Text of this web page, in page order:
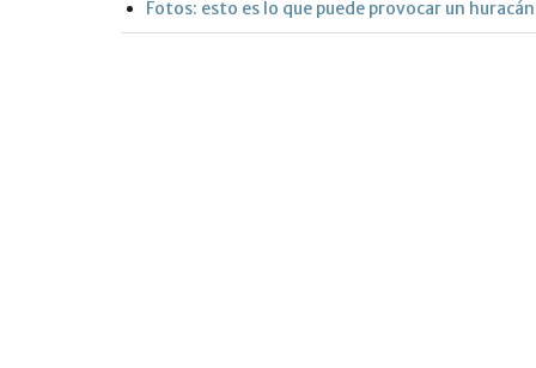
Fotos: esto es lo que puede provocar un huracán